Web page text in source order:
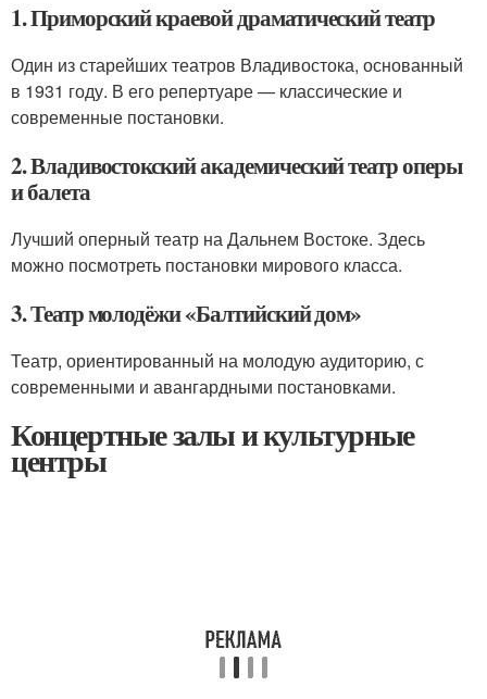
1. Приморский краевой драматический театр
Один из старейших театров Владивостока, основанный
в 1931 году. В его репертуаре — классические и
современные постановки.
2. Владивостокский академический театр оперы
и балета
Лучший оперный театр на Дальнем Востоке. Здесь
можно посмотреть постановки мирового класса.
3. Театр молодёжи «Балтийский дом»
Театр, ориентированный на молодую аудиторию, с
современными и авангардными постановками.
Концертные залы и культурные
центры